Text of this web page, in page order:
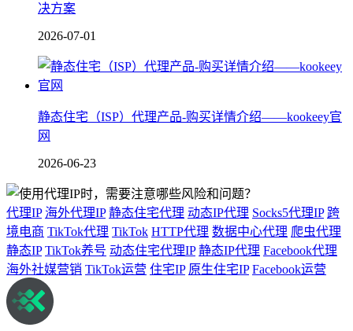
决方案
2026-07-01
静态住宅（ISP）代理产品-购买详情介绍——kookeey官
网
2026-06-23
代理IP 海外代理IP 静态住宅代理 动态IP代理 Socks5代理IP 跨
境电商 TikTok代理 TikTok HTTP代理 数据中心代理 爬虫代理
静态IP TikTok养号 动态住宅代理IP 静态IP代理 Facebook代理
海外社媒营销 TikTok运营 住宅IP 原生住宅IP Facebook运营